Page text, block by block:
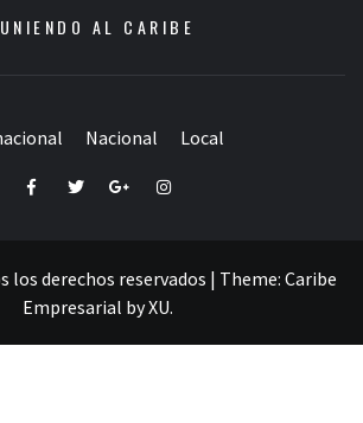
UNIENDO AL CARIBE
Nacional Local
FacebookTwitterGoogle+Instagram
derechos reservados | Theme: Caribe
Empresarial byXU.